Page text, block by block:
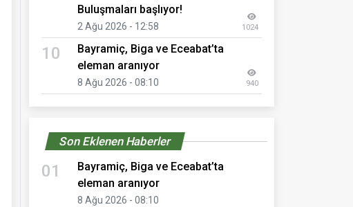
Buluşmaları başlıyor!
2 Ağu 2026 - 12:58 1024
10
Bayramiç, Biga ve Eceabat’ta
eleman aranıyor
8 Ağu 2026 - 08:10 940
Son Eklenen Haberler
01
Bayramiç, Biga ve Eceabat’ta
eleman aranıyor
8 Ağu 2026 - 08:10